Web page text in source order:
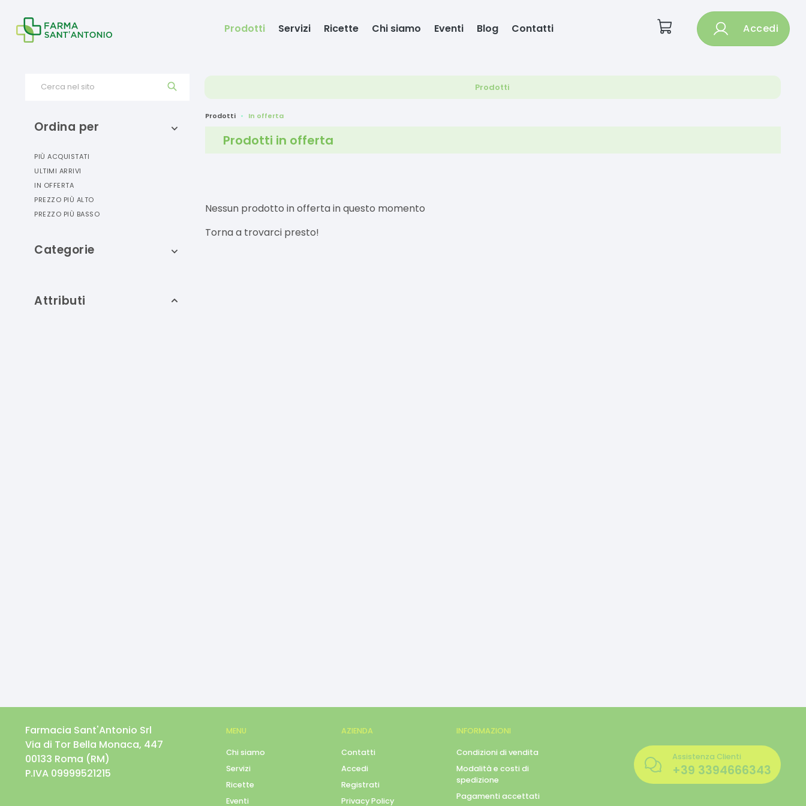
Prodotti Servizi Ricette Chi siamo Eventi Blog Contatti Accedi
Cerca nel sito Prodotti
Ordina per
PIÙ ACQUISTATI
ULTIMI ARRIVI
IN OFFERTA
PREZZO PIÙ ALTO
PREZZO PIÙ BASSO
Categorie
Attributi
Prodotti In offerta
Prodotti in offerta
Nessun prodotto in offerta in questo momento
Torna a trovarci presto!
Farmacia Sant'Antonio Srl
Via di Tor Bella Monaca, 447
00133 Roma (RM)
P.IVA 09999521215
MENU
Chi siamo
Servizi
Ricette
Eventi
AZIENDA
Contatti
Accedi
Registrati
Privacy Policy
INFORMAZIONI
Condizioni di vendita
Modalità e costi di
spedizione
Pagamenti accettati
Assistenza Clienti
+39 3394666343